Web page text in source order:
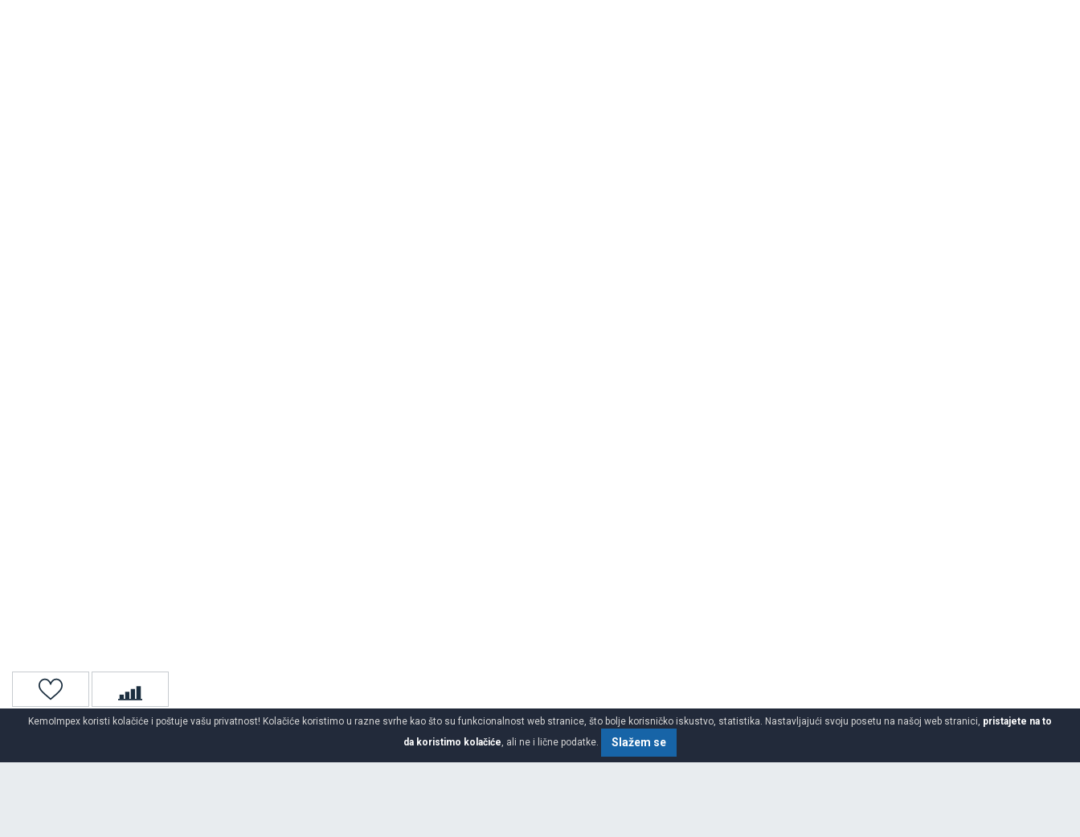
KemoImpex koristi kolačiće i poštuje vašu privatnost! Kolačiće koristimo u razne svrhe kao što su funkcionalnost web stranice, što bolje korisničko iskustvo, statistika. Nastavljajući svoju posetu na našoj web stranici, pristajete na to
da koristimo kolačiće , ali ne i lične podatke. Slažem se